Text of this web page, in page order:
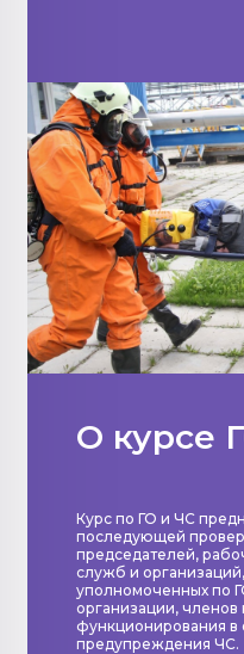
О курсе
Курс по ГО и ЧС
последующей
председателей,
служб и
уполномоченных по
организации, членов
функционирования в
предупреждения ЧС.